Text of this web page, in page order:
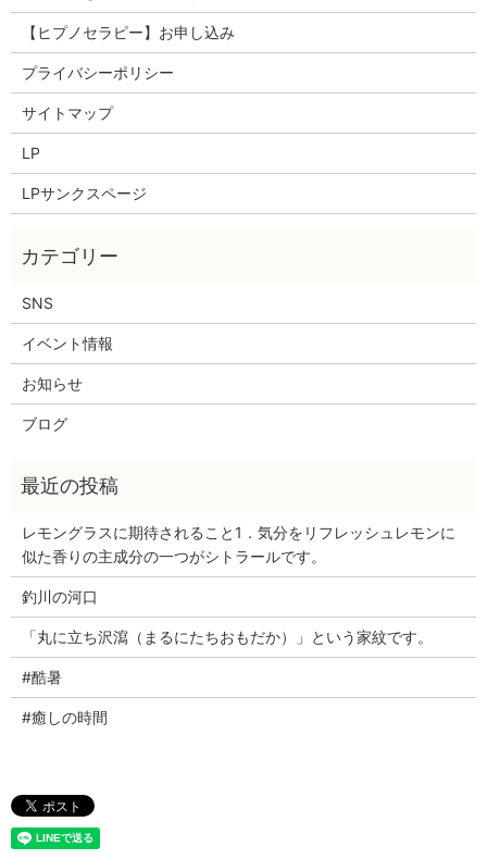
【ヒプノセラピー】お申し込み
プライバシーポリシー
サイトマップ
LP
LPサンクスページ
SNS
イベント情報
お知らせ
ブログ
レモングラスに期待されること1．気分をリフレッシュレモンに
似た香りの主成分の一つがシトラールです。
釣川の河口
「丸に立ち沢瀉（まるにたちおもだか）」という家紋です。
#酷暑
#癒しの時間